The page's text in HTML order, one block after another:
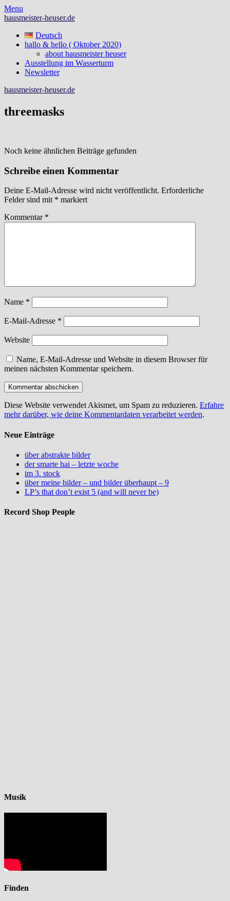
Skip
to
Menu
hausmeister-heuser.de
Deutsch
hallo & hello ( Oktober 2020)
about hausmeister heuser
Ausstellung im Wasserturm
Newsletter
hausmeister-heuser.de
threemasks
Noch keine ähnlichen Beiträge gefunden
Schreibe einen Kommentar
Deine E-Mail-Adresse wird nicht veröffentlicht. Erforderliche
Felder sind mit * markiert
Kommentar *
Name *
E-Mail-Adresse *
Website
Name, E-Mail-Adresse und Website in diesem Browser für
meinen nächsten Kommentar speichern.
Diese Website verwendet Akismet, um Spam zu reduzieren. Erfahre
mehr darüber, wie deine Kommentardaten verarbeitet werden.
Neue Einträge
über abstrakte bilder
der smarte hai – letzte woche
im 3. stock
über meine bilder – und bilder überhaupt – 9
LP’s that don’t exist 5 (and will never be)
Record Shop People
Musik
Finden